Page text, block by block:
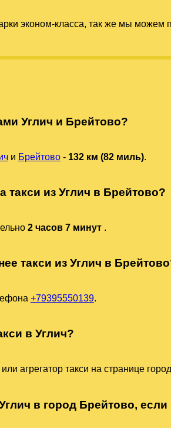
эконом-класса, так же мы
Углич и Брейтово?
и Брейтово- 132 км (82 миль).
такси из Углич в Брейтово?
2 часов 7 минут .
такси из Углич в
+79395550139.
в Углич?
агрегатор такси на странице
в город Брейтово, если